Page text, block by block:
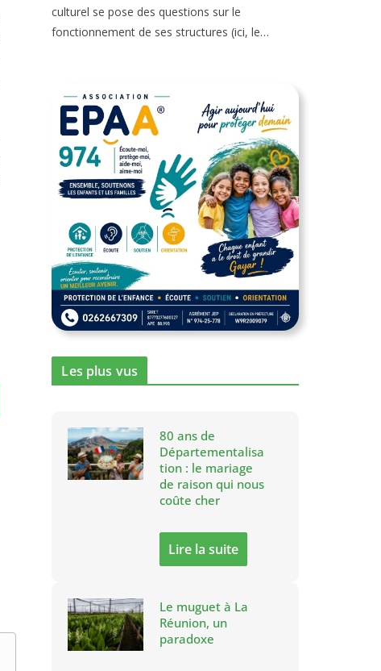
culturel se pose des questions sur le
fonctionnement de ses structures (ici, le…
Les plus vus
80 ans de
Départementalisa
tion : le mariage
de raison qui nous
coûte cher
Lire la suite
Le muguet à La
Réunion, un
paradoxe